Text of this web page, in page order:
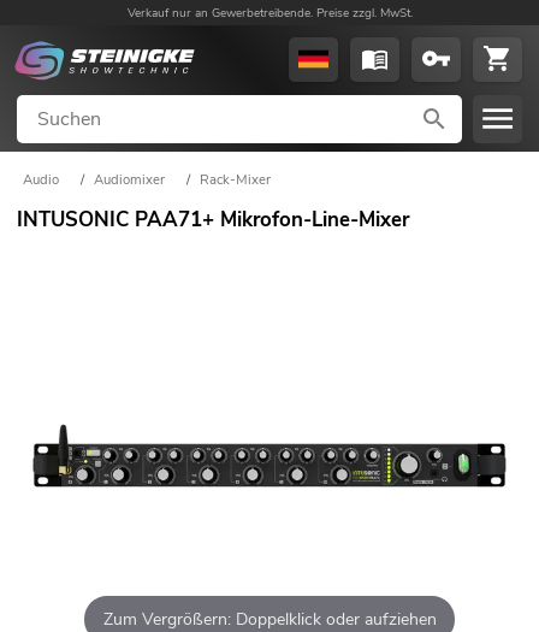
Verkauf nur an Gewerbetreibende. Preise zzgl. MwSt.
Audio / Audiomixer / Rack-Mixer
INTUSONIC PAA71+ Mikrofon-Line-Mixer
Zum Vergrößern: Doppelklick oder aufziehen